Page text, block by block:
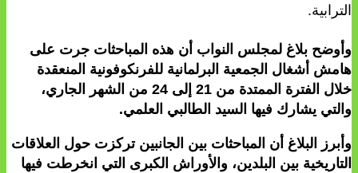
الترابية.
وأوضح بلاغ لمجلس النواب أن هذه المباحثات جرت على
هامش أشغال الجمعية البرلمانية للفرنكوفونية المنعقدة
خلال الفترة الممتدة من 21 إلى 24 من الشهر الجاري،
والتي يشارك فيها السيد الطالبي العلمي.
وأبرز البلاغ أن المباحثات بين الجانبين تركزت حول العلاقات
التاريخية بين البلدين، والأوراش الكبرى التي انخرطت فيها